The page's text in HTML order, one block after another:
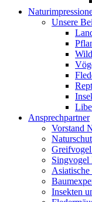
Unsere
Ansprechpartner
Vorstand
Singvogel
Insekten